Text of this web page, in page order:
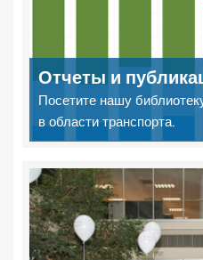
Отчеты и
Посетите нашу
в области транспорта.